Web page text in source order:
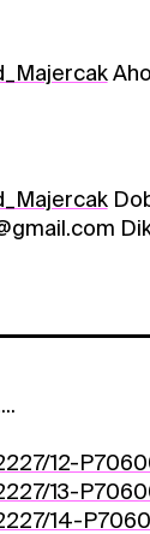
12-
13-
14-